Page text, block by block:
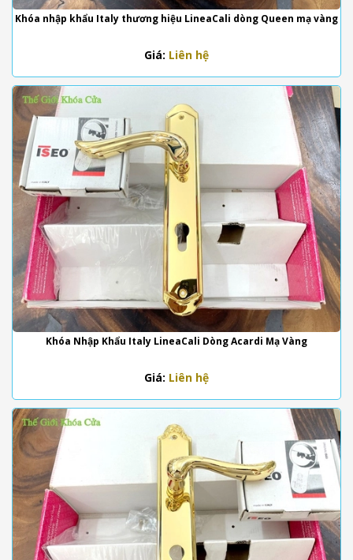
Khóa nhập khẩu Italy thương hiệu LineaCali dòng Queen mạ vàng
Giá: Liên hệ
Khóa Nhập Khẩu Italy LineaCali Dòng Acardi Mạ Vàng
Giá: Liên hệ